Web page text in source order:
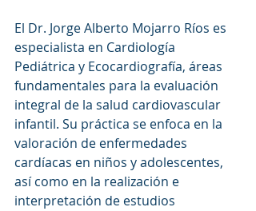
El Dr. Jorge Alberto Mojarro Ríos es
especialista en Cardiología
Pediátrica y Ecocardiografía, áreas
fundamentales para la evaluación
integral de la salud cardiovascular
infantil. Su práctica se enfoca en la
valoración de enfermedades
cardíacas en niños y adolescentes,
así como en la realización e
interpretación de estudios